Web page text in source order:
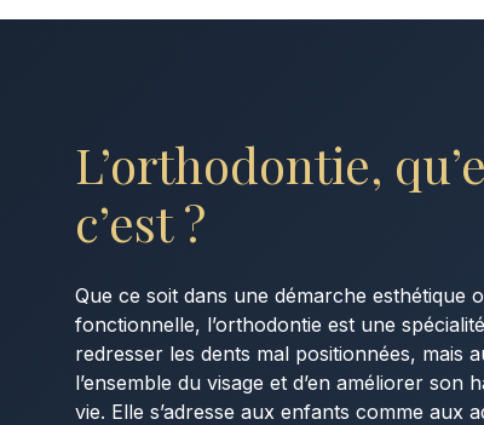
L’orthodontie,
c’est ?
Que ce soit dans une démarche esthétique
fonctionnelle, l’orthodontie est une
redresser les dents mal positionnées, mais
l’ensemble du visage et d’en améliorer son
vie. Elle s’adresse aux enfants comme aux